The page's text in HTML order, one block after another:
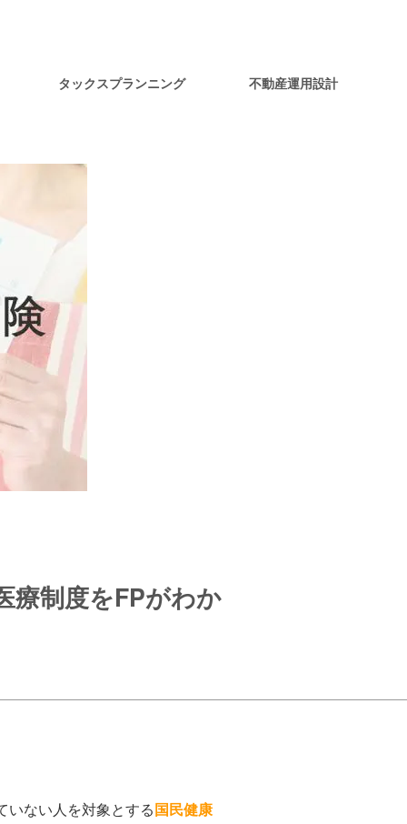
タックスプランニング
不動産運用設計
療制度をFPがわか
いない人を対象とする国民健康